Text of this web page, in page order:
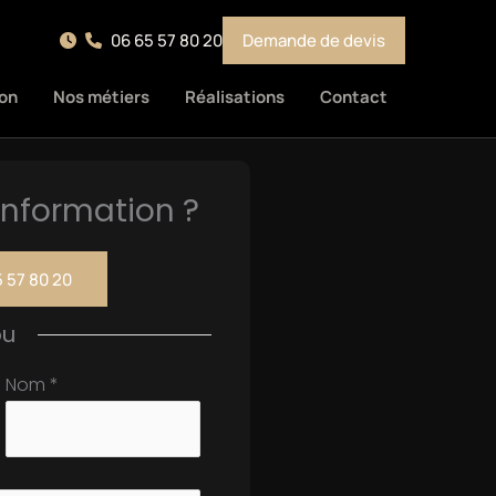
Nos métiers Réalisations Contact
06 65 57 80 20 Demande de devis
?
57 80 20
Nom *